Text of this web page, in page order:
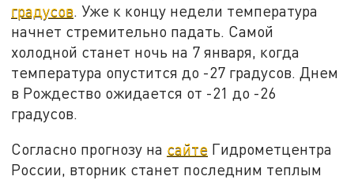
градусов. Уже к концу недели температура
начнет стремительно падать. Самой
холодной станет ночь на 7 января, когда
температура опустится до -27 градусов. Днем
в Рождество ожидается от -21 до -26
градусов.
Согласно прогнозу на сайте Гидрометцентра
России, вторник станет последним теплым